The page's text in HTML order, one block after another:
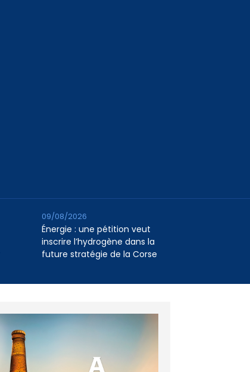
Énergie : une pétition veut
inscrire l’hydrogène dans la
future stratégie de la Corse
09/08/2026